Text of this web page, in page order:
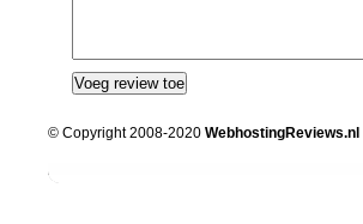
© Copyright 2008-2020 WebhostingReviews.nl